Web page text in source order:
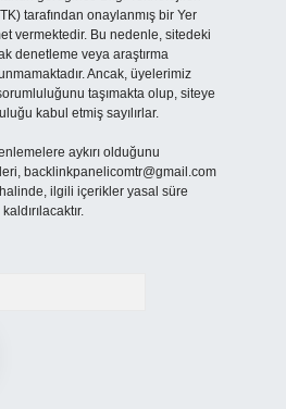
tarafından onaylanmış bir Yer
vermektedir. Bu nedenle, sitedeki
denetleme veya araştırma
Ancak, üyelerimiz
taşımakta olup, siteye
kabul etmiş sayılırlar.
aykırı olduğunu
backlinkpanelicomtr@gmail.com
ilgili içerikler yasal süre